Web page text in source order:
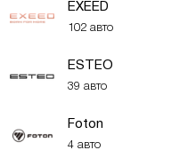
EXEED
102 авто
ESTEO
39 авто
Foton
4 авто